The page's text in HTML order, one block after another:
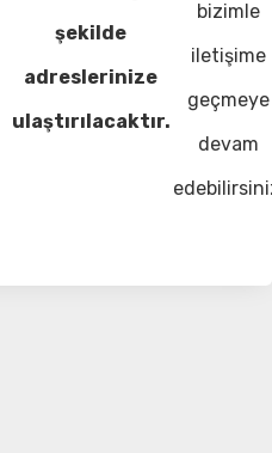
şekilde
adreslerinize
ulaştırılacaktır.
bizimle
iletişime
geçmeye
devam